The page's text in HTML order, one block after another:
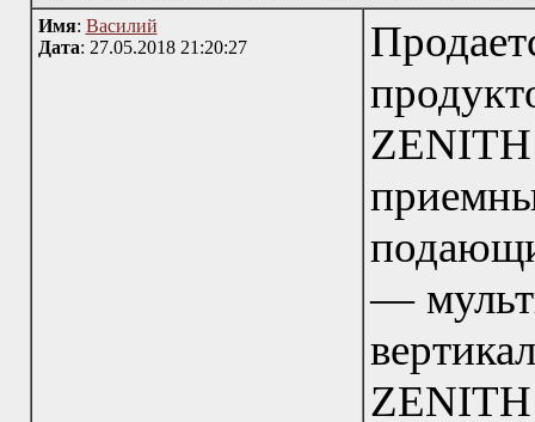
Имя: Василий
Дата: 27.05.2018 21:20:27
—